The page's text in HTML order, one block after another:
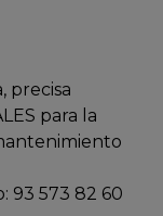
precisa
para la
93 573 82 60